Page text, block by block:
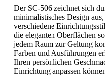
Der SC-506 zeichnet sich
minimalistisches Design
verschiedene
die eleganten Oberflächen
jedem Raum zur Geltung
Farben und Ausführungen
Ihren persönlichen
Einrichtung anpassen